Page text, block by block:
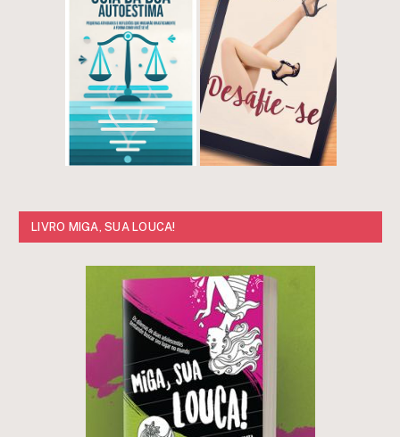
LIVRO MIGA, SUA LOUCA!